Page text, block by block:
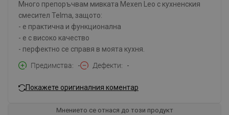
Много препоръчвам мивката Mexen Leo с кухненския
смесител Telma, защото:
- е практична и функционална
- е с високо качество
- перфектно се справя в моята кухня.
Предимства
- Дефекти -
Покажете оригиналния коментар
Мнението се отнася до този продукт